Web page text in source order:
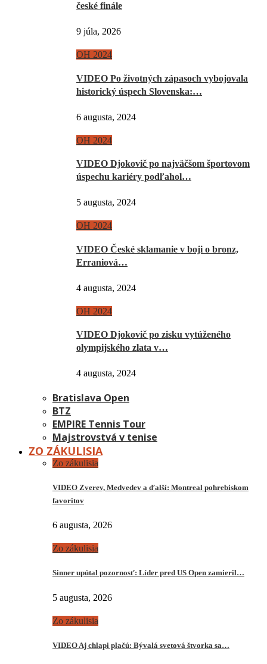
české finále
9 júla, 2026
OH 2024
VIDEO Po životných zápasoch vybojovala
historický úspech Slovenska:…
6 augusta, 2024
OH 2024
VIDEO Djokovič po najväčšom športovom
úspechu kariéry podľahol…
5 augusta, 2024
OH 2024
VIDEO České sklamanie v boji o bronz,
Erraniová…
4 augusta, 2024
OH 2024
VIDEO Djokovič po zisku vytúženého
olympijského zlata v…
4 augusta, 2024
Bratislava Open
BTZ
EMPIRE Tennis Tour
Majstrovstvá v tenise
ZO ZÁKULISIA
Zo zákulisia
VIDEO Zverev, Medvedev a ďalší: Montreal pohrebiskom
favoritov
6 augusta, 2026
Zo zákulisia
Sinner upútal pozornosť: Líder pred US Open zamieril…
5 augusta, 2026
Zo zákulisia
VIDEO Aj chlapi plačú: Bývalá svetová štvorka sa…